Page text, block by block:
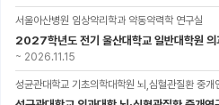
서울아산병원 임상약리학과 약동약력학 연구실
~ 2026.11.15
성균관대학교 기초의학대학원 뇌,심혈관질환 중개